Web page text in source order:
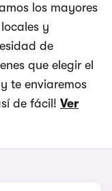
los mayores
y
de
que elegir el
te enviaremos
de fácil! Ver